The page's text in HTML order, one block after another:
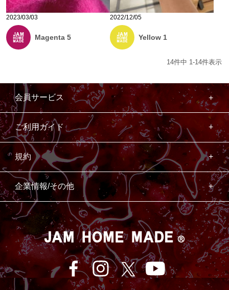
2023/03/03
Magenta 5
2022/12/05
Yellow 1
14件中 1-14件表示
会員サービス
ご利用ガイド
規約
企業情報/その他